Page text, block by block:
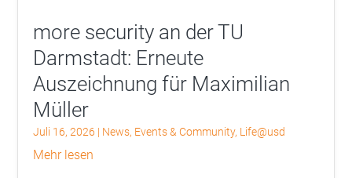
more security an der TU
Darmstadt: Erneute
Auszeichnung für Maximilian
Müller
Juli 16, 2026 | News, Events & Community, Life@usd
mehr lesen